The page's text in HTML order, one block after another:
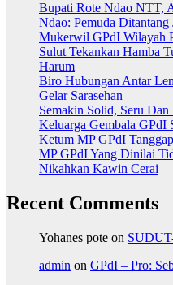
Bupati Rote Ndao NTT,
Ndao: Pemuda
Mukerwil GPdI Wilayah
Sulut Tekankan Hamba
Harum
Biro Hubungan Antar
Gelar Sarasehan
Semakin Solid, Seru Dan
Keluarga Gembala GPdI
Ketum MP GPdI
MP GPdI Yang Dinilai
Nikahkan Kawin Cerai
Recent Comments
Yohanes pote on
admin on GPdI – Pro: